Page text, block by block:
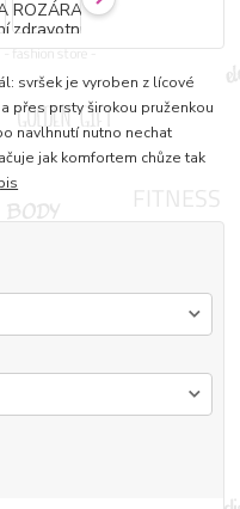
svršek je vyroben z lícové
přes prsty širokou pruženkou
navlhnutí nutno nechat
jak komfortem chůze tak